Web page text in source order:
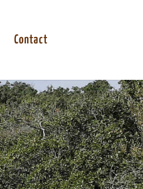
Contact